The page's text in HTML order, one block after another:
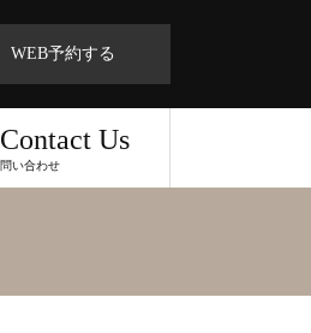
WEB予約する
Contact Us
問い合わせ